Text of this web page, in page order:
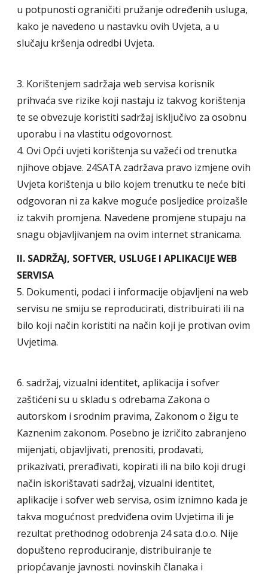
u potpunosti ograničiti pružanje određenih usluga,
kako je navedeno u nastavku ovih Uvjeta, a u
slučaju kršenja odredbi Uvjeta.
3. Korištenjem sadržaja web servisa korisnik
prihvaća sve rizike koji nastaju iz takvog korištenja
te se obvezuje koristiti sadržaj isključivo za osobnu
uporabu i na vlastitu odgovornost.
4. Ovi Opći uvjeti korištenja su važeći od trenutka
njihove objave. 24SATA zadržava pravo izmjene ovih
Uvjeta korištenja u bilo kojem trenutku te neće biti
odgovoran ni za kakve moguće posljedice proizašle
iz takvih promjena. Navedene promjene stupaju na
snagu objavljivanjem na ovim internet stranicama.
II. SADRŽAJ, SOFTVER, USLUGE I APLIKACIJE WEB
SERVISA
5. Dokumenti, podaci i informacije objavljeni na web
servisu ne smiju se reproducirati, distribuirati ili na
bilo koji način koristiti na način koji je protivan ovim
Uvjetima.
6. sadržaj, vizualni identitet, aplikacija i sofver
zaštićeni su u skladu s odrebama Zakona o
autorskom i srodnim pravima, Zakonom o žigu te
Kaznenim zakonom. Posebno je izričito zabranjeno
mijenjati, objavljivati, prenositi, prodavati,
prikazivati, prerađivati, kopirati ili na bilo koji drugi
način iskorištavati sadržaj, vizualni identitet,
aplikacije i sofver web servisa, osim iznimno kada je
takva mogućnost predviđena ovim Uvjetima ili je
rezultat prethodnog odobrenja 24 sata d.o.o. Nije
dopušteno reproduciranje, distribuiranje te
priopćavanje javnosti. novinskih članaka i